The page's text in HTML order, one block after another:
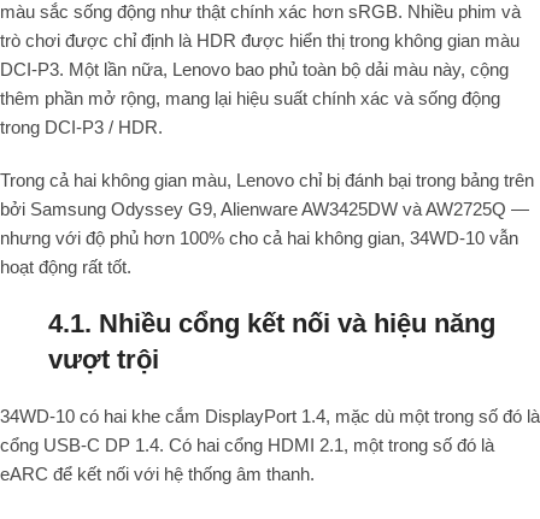
màu sắc sống động như thật chính xác hơn sRGB. Nhiều phim và
trò chơi được chỉ định là HDR được hiển thị trong không gian màu
DCI-P3. Một lần nữa, Lenovo bao phủ toàn bộ dải màu này, cộng
thêm phần mở rộng, mang lại hiệu suất chính xác và sống động
trong DCI-P3 / HDR.
Trong cả hai không gian màu, Lenovo chỉ bị đánh bại trong bảng trên
bởi Samsung Odyssey G9, Alienware AW3425DW và AW2725Q —
nhưng với độ phủ hơn 100% cho cả hai không gian, 34WD-10 vẫn
hoạt động rất tốt.
4.1. Nhiều cổng kết nối và hiệu năng
vượt trội
34WD-10 có hai khe cắm DisplayPort 1.4, mặc dù một trong số đó là
cổng USB-C DP 1.4. Có hai cổng HDMI 2.1, một trong số đó là
eARC để kết nối với hệ thống âm thanh.